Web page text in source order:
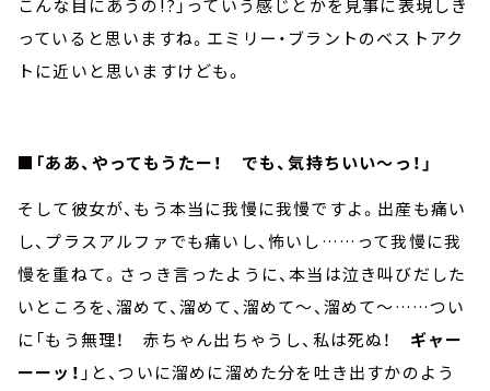
っていると思いますね。エミリー・ブラントのベストアク
トに近いと思いますけども。
■「ああ、やってもうたー！ でも、気持ちいい～っ！」
そして彼女が、もう本当に我慢に我慢ですよ。出産も痛い
し、プラスアルファでも痛いし、怖いし……って我慢に我
慢を重ねて。さっき言ったように、本当は泣き叫びだした
いところを、溜めて、溜めて、溜めて～、溜めて～……つい
に「もう無理！ 赤ちゃん出ちゃうし、私は死ぬ！ ギャー
ーーッ！ 」と、ついに溜めに溜めた分を吐き出すかのよう